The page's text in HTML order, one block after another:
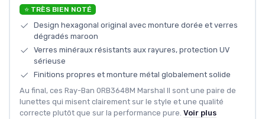
⭐ TRÈS BIEN NOTÉ
Design hexagonal original avec monture dorée et verres
dégradés maroon
Verres minéraux résistants aux rayures, protection UV
sérieuse
Finitions propres et monture métal globalement solide
Au final, ces Ray-Ban 0RB3648M Marshal II sont une paire de
lunettes qui misent clairement sur le style et une qualité
correcte plutôt que sur la performance pure. Voir plus